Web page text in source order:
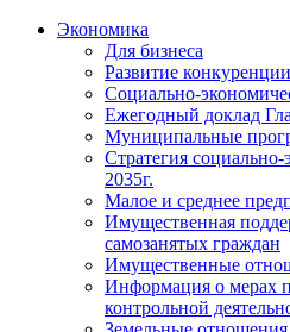
Экономика
Для бизнеса
Развитие конкуренции
Социально-
Ежегодный доклад
Муниципальные
Стратегия социально-
2035г.
Малое и среднее
Имущественная
самозанятых граждан
Имущественные
Информация о мерах
контрольной